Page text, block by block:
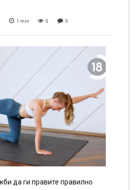
1 min 0 0
да ги правите правилно